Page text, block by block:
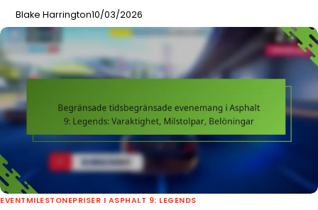
Blake Harrington10/03/2026
EVENTMILESTONEPRISER I ASPHALT 9: LEGENDS